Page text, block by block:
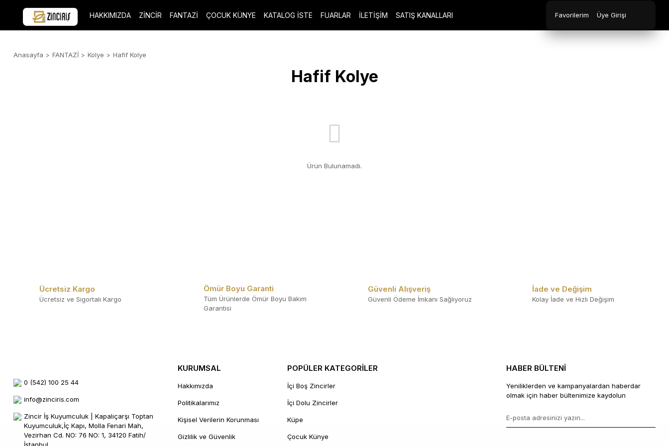
HAKKIMIZDA ZİNCİR FANTAZİ ÇOCUK KÜNYE KATALOG İSTE FUARLAR İLETİŞİM SATIŞ KANALLARI Favorilerim Üye Girişi
Anasayfa FANTAZİ Kolye Hafif Kolye
Hafif Kolye
Ürün Bulunamadı.
Ücretsiz Kargo
Ücretsiz ve Sigortalı Kargo
Ömür Boyu Garanti
Tüm Ürünlerde Ömür Boyu Bakım
Garantisi
Güvenli Alışveriş
Güvenli Ödeme İmkanı Sağlıyoruz
İade ve Değişim
Kolay İade ve Hızlı Değişim
0 (542) 100 25 44
info@zinciris.com
Zincir İş Kuyumculuk | Kapalıçarşı Toptan
Kuyumculuk,İç Kapı, Molla Fenari Mah,
Vezirhan Cd. NO: 76 NO: 1, 34120 Fatih/
KURUMSAL
Hakkımızda
Politikalarımız
Kişisel Verilerin Korunması
Gizlilik ve Güvenlik
POPÜLER KATEGORİLER
İçi Boş Zincirler
İçi Dolu Zincirler
Küpe
Çocuk Künye
HABER BÜLTENİ
Yeniliklerden ve kampanyalardan haberdar
olmak için haber bültenimize kaydolun